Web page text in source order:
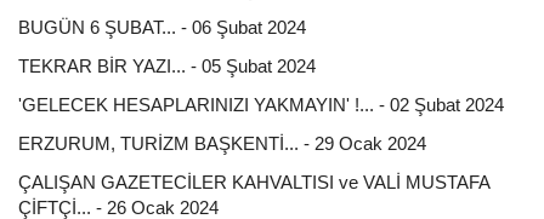
BUGÜN 6 ŞUBAT... - 06 Şubat 2024
TEKRAR BİR YAZI... - 05 Şubat 2024
'GELECEK HESAPLARINIZI YAKMAYIN' !... - 02 Şubat 2024
ERZURUM, TURİZM BAŞKENTİ... - 29 Ocak 2024
ÇALIŞAN GAZETECİLER KAHVALTISI ve VALİ MUSTAFA
ÇİFTÇİ... - 26 Ocak 2024